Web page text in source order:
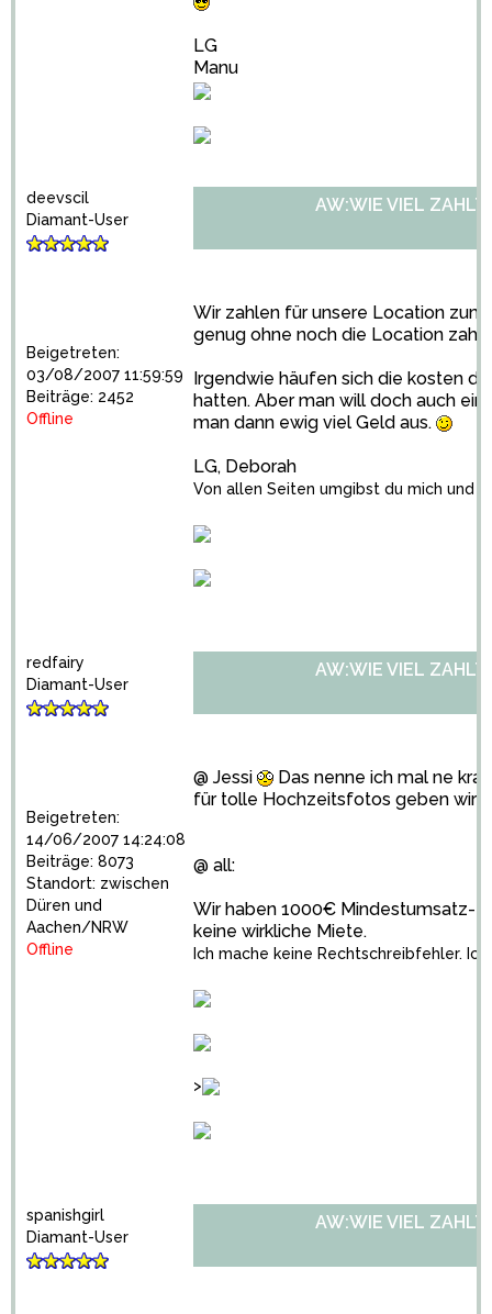
LG
Manu
deevscil
Diamant-User
Beigetreten:
03/08/2007 11:59:59
Beiträge: 2452
Offline
AW:WIE VIEL ZAHLT
Wir zahlen für unsere Location
genug ohne noch die Location
Irgendwie häufen sich die kosten
hatten. Aber man will doch auch
man dann ewig viel Geld aus.
LG, Deborah
Von allen Seiten umgibst du mich und
redfairy
Diamant-User
Beigetreten:
14/06/2007 14:24:08
Beiträge: 8073
Standort: zwischen
Düren und
Aachen/NRW
Offline
AW:WIE VIEL ZAHLT
@ Jessi
Das nenne ich mal ne
für tolle Hochzeitsfotos geben wird!
@ all:
Wir haben 1000€ Mindestumsatz-
keine wirkliche Miete.
Ich mache keine Rechtschreibfehler.
>
spanishgirl
Diamant-User
AW:WIE VIEL ZAHLT